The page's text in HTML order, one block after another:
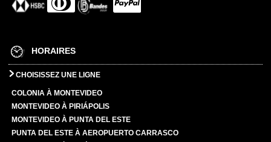
HORAIRES
CHOISISSEZ UNE LIGNE
COLONIA À MONTEVIDEO
MONTEVIDEO À PIRIÁPOLIS
MONTEVIDEO À PUNTA DEL ESTE
PUNTA DEL ESTE À AEROPUERTO CARRASCO